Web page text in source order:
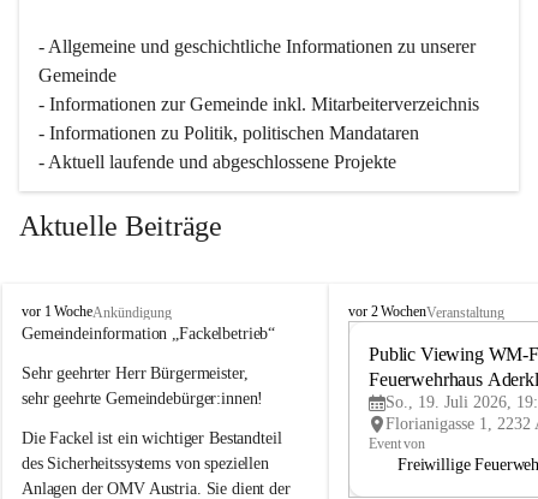
- Allgemeine und geschichtliche Informationen zu unserer
Gemeinde
- Informationen zur Gemeinde inkl. Mitarbeiterverzeichnis
- Informationen zu Politik, politischen Mandataren
- Aktuell laufende und abgeschlossene Projekte
Aktuelle Beiträge
A
d
r
k
a
a
vor 1 WocheAnkündigung
Gemeindeinformation „Fackelbetrieb“
Sehr geehrter Herr Bürgermeister,
sehr geehrte Gemeindebürger:innen!
Die Fackel ist ein wichtiger Bestandteil
des Sicherheitssystems von speziellen
Anlagen der OMV Austria. Sie dient der
A
vor 2 WochenVeranstaltung
Public Viewing WM-
Feuerwehrhaus
So., 19. Juli 2026,
Event von
Freiwillige